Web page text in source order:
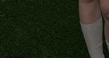
リー (645)
ALLISON BROWN
アリソンブラウン
amabro
アマブロ